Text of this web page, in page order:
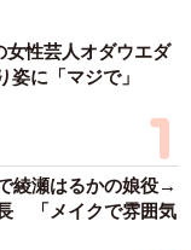
女性芸人オダウエダ
に「マジで」
綾瀬はるかの娘役→
「メイクで雰囲気